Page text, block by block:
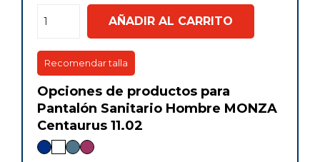
AÑADIR AL CARRITO
Recomendar talla
Opciones de productos para
Pantalón Sanitario Hombre MONZA
Centaurus 11.02